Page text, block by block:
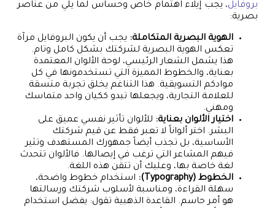
بروفايل، يجب إيلاء اهتمام خاص وحساس لما يلي من عناصر
بصرية:
الهوية البصرية المتكاملة: يجب أن يكون البروفايل مرآة
تعكس الهوية البصرية لشركتك بشكل كامل وتام.
هذا يشمل الشعار الرئيسي، لوحة الألوان المعتمدة
بعناية، والخطوط المميزة التي تستخدمونها في كل
موادكم التسويقية. هذا التناغم يخلق تجربة متسقة
للعلامة التجارية، ويجعلها تبدو ككيان واحد متماسك
ومهني.
اختيار الألوان بعناية: للألوان تأثير نفسي عميق على
البشر. اختر ألواناً لا تعبر فقط عن قيم شركتك
الأساسية، بل تجذب أيضاً جمهورك المستهدف وتثير
فيهم المشاعر التي ترغب في إيصالها. فالألوان تتحدث
لغة خاصة بها، وعليك أن تتقن هذه اللغة.
الخطوط (Typography):
استخدام خطوط واضحة،
سهلة القراءة، ومناسبة لأسلوب شركتك ورسالتها
هو أمر حاسم. القاعدة الذهبية تقول: يفضل استخدام